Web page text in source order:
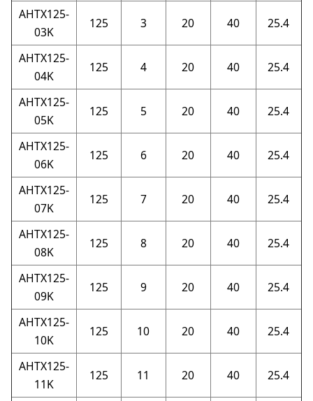
AHTX125-
03K
125 3 20 40 25.4
AHTX125-
04K
125 4 20 40 25.4
AHTX125-
05K
125 5 20 40 25.4
AHTX125-
06K
125 6 20 40 25.4
AHTX125-
07K
125 7 20 40 25.4
AHTX125-
08K
125 8 20 40 25.4
AHTX125-
09K
125 9 20 40 25.4
AHTX125-
10K
125 10 20 40 25.4
AHTX125-
11K
125 11 20 40 25.4